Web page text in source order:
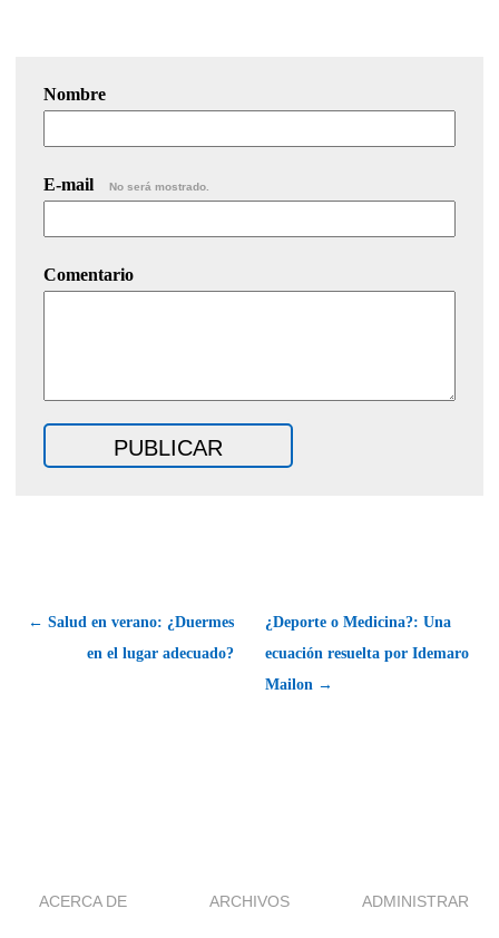
Nombre
E-mail No será mostrado.
Comentario
← Salud en verano: ¿Duermes
en el lugar adecuado?
¿Deporte o Medicina?: Una
ecuación resuelta por Idemaro
Mailon →
ACERCA DE ARCHIVOS ADMINISTRAR